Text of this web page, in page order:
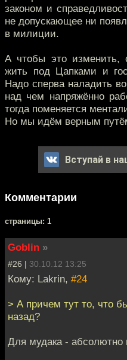
законом и
не допускающее ни
в милиции.
А чтобы это изменить,
жить под Цапками и
Надо сперва наладить
над чем напряжённо
тогда поменяется
Но мы идём верным
Вступай в
Комментарии
cтраницы: 1
Goblin »
#26 | 30.10.12 13:25
Кому: Lakrin, #24
> А причем тут то, что
назад?
Для мудака - абсолютно